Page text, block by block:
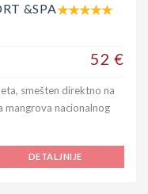
&SPA
52 €
smešten direktno na
mangrova nacionalnog
DETALJNIJE